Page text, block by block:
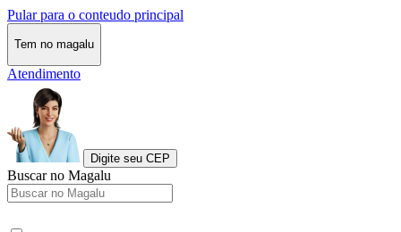
Pular para o conteudo principal
Tem no magalu
Atendimento
Digite seu CEP
Buscar no Magalu